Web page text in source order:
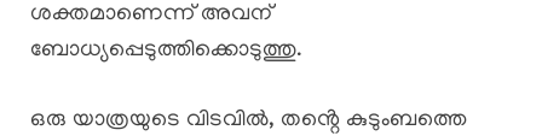
ശക്തമാണെന്ന് അവന്
ബോധ്യപ്പെടുത്തിക്കൊടുത്തു.
ഒരു യാത്രയുടെ വിടവിൽ, തൻ്റെ കുടുംബത്തെ